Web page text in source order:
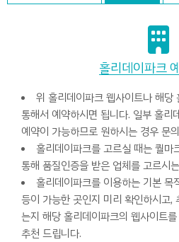
홀리데이파크
위 홀리데이파크 웹사이트나 해당
통해서 예약하시면 됩니다. 일부 홀리
예약이 가능하므로 원하시는 경우 문
홀리데이파크를 고르실 때는 퀄
통해 품질인증을 받은 업체를 고르시
홀리데이파크를 이용하는 기본 목
등이 가능한 곳인지 미리 확인하시고,
는지 해당 홀리데이파크의 웹사이트
추천 드립니다.